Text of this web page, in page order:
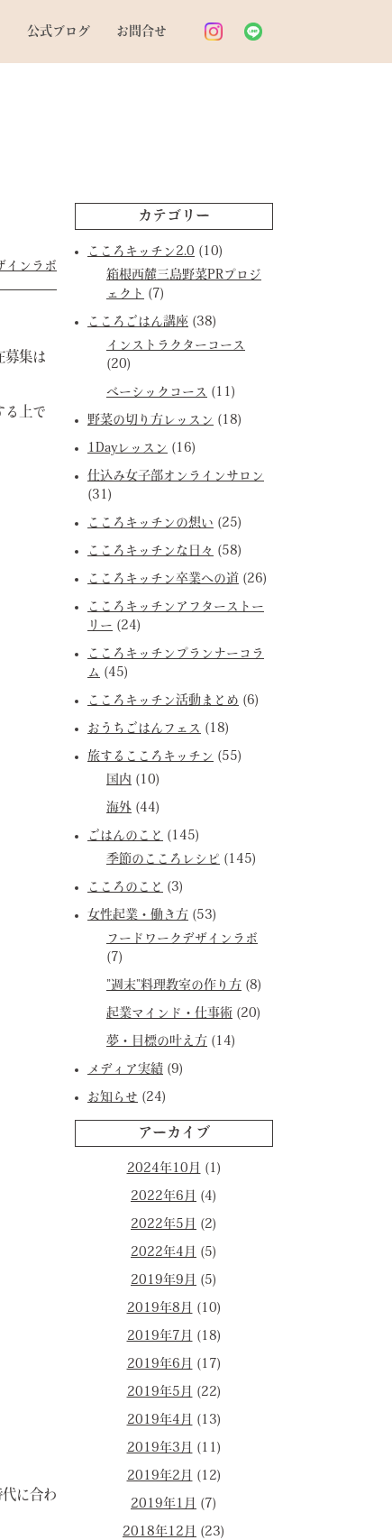
公式ブログ お問合せ
インラボ
募集は
る上で
に合わ
カテゴリー
こころキッチン2.0 (10)
箱根西麓三島野菜PRプロジ
ェクト (7)
こころごはん講座 (38)
インストラクターコース
(20)
ベーシックコース (11)
野菜の切り方レッスン (18)
1Dayレッスン (16)
仕込み女子部オンラインサロン
(31)
こころキッチンの想い (25)
こころキッチンな日々 (58)
こころキッチン卒業への道 (26)
こころキッチンアフターストー
リー (24)
こころキッチンプランナーコラ
ム (45)
こころキッチン活動まとめ (6)
おうちごはんフェス (18)
旅するこころキッチン (55)
国内 (10)
海外 (44)
ごはんのこと (145)
季節のこころレシピ (145)
こころのこと (3)
女性起業・働き方 (53)
フードワークデザインラボ
(7)
”週末”料理教室の作り方 (8)
起業マインド・仕事術 (20)
夢・目標の叶え方 (14)
メディア実績 (9)
お知らせ (24)
アーカイブ
2024年10月 (1)
2022年6月 (4)
2022年5月 (2)
2022年4月 (5)
2019年9月 (5)
2019年8月 (10)
2019年7月 (18)
2019年6月 (17)
2019年5月 (22)
2019年4月 (13)
2019年3月 (11)
2019年2月 (12)
2019年1月 (7)
2018年12月 (23)